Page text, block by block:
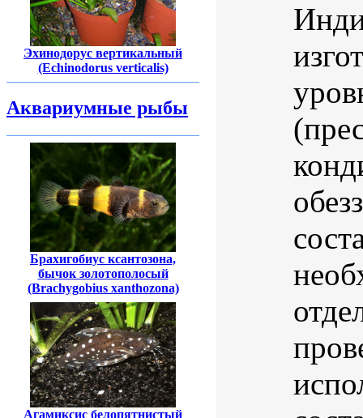
Эхинодорус вертикальный
(Echinodorus verticalis)
Аквариумные рыбы
Брахигобиус ксантозона,
бычок золотополосый
(Brachygobius xanthozona)
Агамиксис белопятнистый